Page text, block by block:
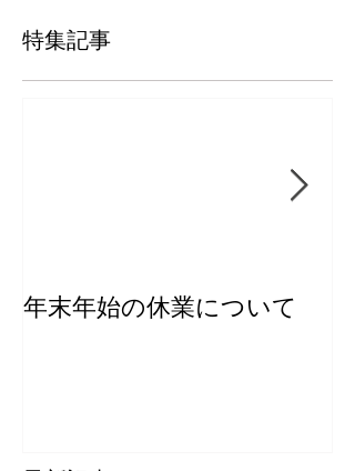
特集記事
年末年始の休業について